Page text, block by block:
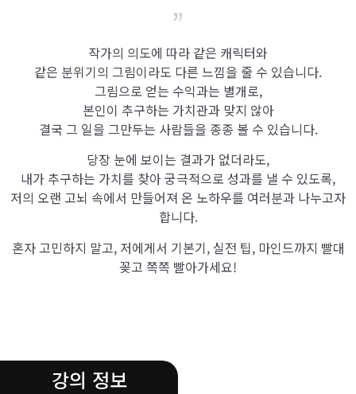
”
작가의 의도에 따라 같은 캐릭터와
같은 분위기의 그림이라도 다른 느낌을 줄 수 있습니다.
그림으로 얻는 수익과는 별개로,
본인이 추구하는 가치관과 맞지 않아
결국 그 일을 그만두는 사람들을 종종 볼 수 있습니다.
당장 눈에 보이는 결과가 없더라도,
내가 추구하는 가치를 찾아 궁극적으로 성과를 낼 수 있도록,
저의 오랜 고뇌 속에서 만들어져 온 노하우를 여러분과 나누고자
합니다.
혼자 고민하지 말고, 저에게서 기본기, 실전 팁, 마인드까지 빨대
꽂고 쪽쪽 빨아가세요!
강의 정보